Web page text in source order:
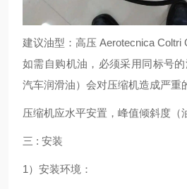
建议油型：高压 Aerotecnica Coltri
如需自购机油，必须采用同标号
汽车润滑油）会对压缩机造成严重
压缩机应水平安置，峰值倾斜度（
三 : 安装
1）安装环境：